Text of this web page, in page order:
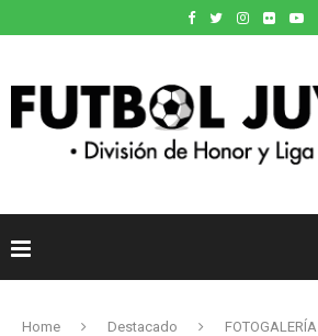
Home Destacado